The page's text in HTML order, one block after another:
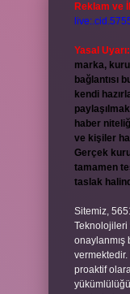
Reklam ve
Yasal Uyarı:
marka,
bağlantısı
kendi
haber
ve kişiler
Gerçek
tamamen
taslak
Sitemiz,
Teknolojileri
onaylanmış
proaktif